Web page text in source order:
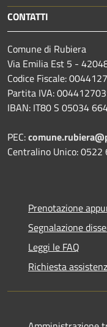
CONTATTI
Comune di Rubiera
Via Emilia Est 5 -
Codice Fiscale:
Partita IVA:
IBAN: IT80 S 05034
PEC:
Centralino Unico: 0522
Prenotazione
Segnalazione
Leggi le FAQ
Richiesta